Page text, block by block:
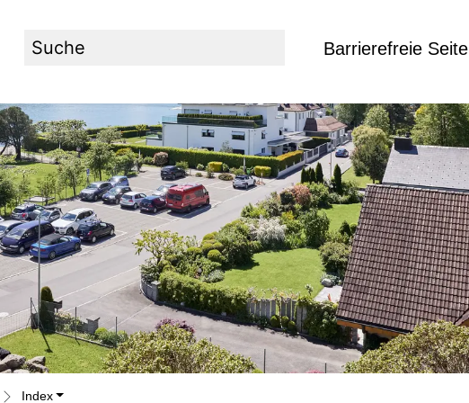
Barrierefreie Seite
Index